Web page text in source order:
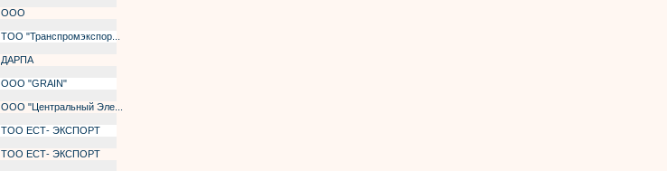
ООО
ТОО "Транспромэкспор...
ДАРПА
OOO "GRAIN"
ООО "Центральный Эле...
ТОО ЕСТ- ЭКСПОРТ
ТОО ЕСТ- ЭКСПОРТ